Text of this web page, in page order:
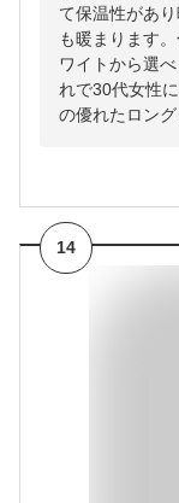
て保温性があ
も暖まります
ワイトから選
れで30代女性
の優れたロン
14